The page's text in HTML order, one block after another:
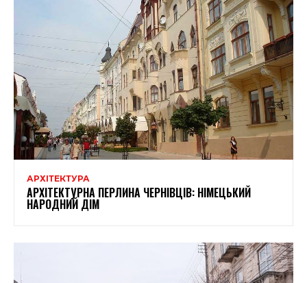
АРХІТЕКТУРА
АРХІТЕКТУРНА ПЕРЛИНА ЧЕРНІВЦІВ: НІМЕЦЬКИЙ
НАРОДНИЙ ДІМ